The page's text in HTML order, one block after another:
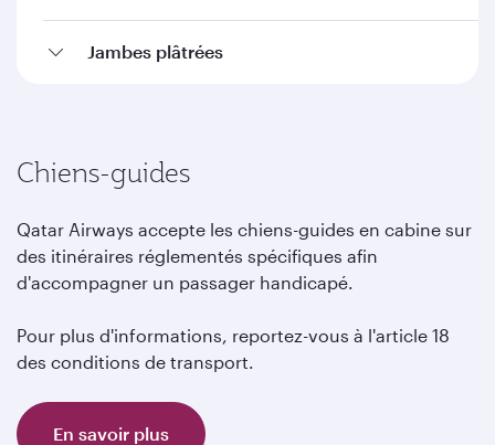
Jambes plâtrées
Chiens-guides
Qatar Airways accepte les chiens-guides en cabine sur
des itinéraires réglementés spécifiques afin
d'accompagner un passager handicapé.
Pour plus d'informations, reportez-vous à l'article 18
des conditions de transport.
En savoir plus